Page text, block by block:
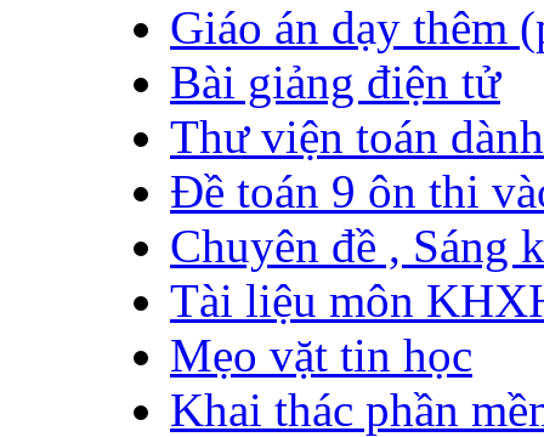
Giáo án dạy thêm
Bài giảng điện tử
Thư viện toán
Đề toán 9 ôn thi
Chuyên đề , Sáng
Tài liệu môn
Mẹo vặt tin học
Khai thác phần